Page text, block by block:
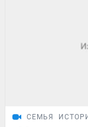
СЕМЬЯ